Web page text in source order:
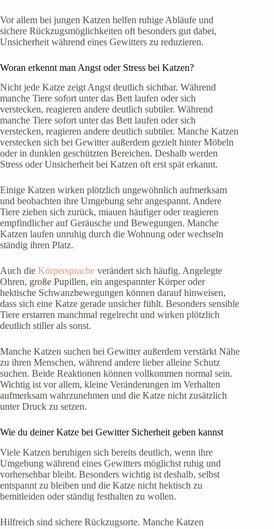
Vor allem bei jungen Katzen helfen ruhige Abläufe und
sichere Rückzugsmöglichkeiten oft besonders gut dabei,
Unsicherheit während eines Gewitters zu reduzieren.
Woran erkennt man Angst oder Stress bei Katzen?
Nicht jede Katze zeigt Angst deutlich sichtbar. Während
manche Tiere sofort unter das Bett laufen oder sich
verstecken, reagieren andere deutlich subtiler. Während
manche Tiere sofort unter das Bett laufen oder sich
verstecken, reagieren andere deutlich subtiler. Manche Katzen
verstecken sich bei Gewitter außerdem gezielt hinter Möbeln
oder in dunklen geschützten Bereichen. Deshalb werden
Stress oder Unsicherheit bei Katzen oft erst spät erkannt.
Einige Katzen wirken plötzlich ungewöhnlich aufmerksam
und beobachten ihre Umgebung sehr angespannt. Andere
Tiere ziehen sich zurück, miauen häufiger oder reagieren
empfindlicher auf Geräusche und Bewegungen. Manche
Katzen laufen unruhig durch die Wohnung oder wechseln
ständig ihren Platz.
Auch die Körpersprache verändert sich häufig. Angelegte
Ohren, große Pupillen, ein angespannter Körper oder
hektische Schwanzbewegungen können darauf hinweisen,
dass sich eine Katze gerade unsicher fühlt. Besonders sensible
Tiere erstarren manchmal regelrecht und wirken plötzlich
deutlich stiller als sonst.
Manche Katzen suchen bei Gewitter außerdem verstärkt Nähe
zu ihren Menschen, während andere lieber alleine Schutz
suchen. Beide Reaktionen können vollkommen normal sein.
Wichtig ist vor allem, kleine Veränderungen im Verhalten
aufmerksam wahrzunehmen und die Katze nicht zusätzlich
unter Druck zu setzen.
Wie du deiner Katze bei Gewitter Sicherheit geben kannst
Viele Katzen beruhigen sich bereits deutlich, wenn ihre
Umgebung während eines Gewitters möglichst ruhig und
vorhersehbar bleibt. Besonders wichtig ist deshalb, selbst
entspannt zu bleiben und die Katze nicht hektisch zu
bemitleiden oder ständig festhalten zu wollen.
Hilfreich sind sichere Rückzugsorte. Manche Katzen